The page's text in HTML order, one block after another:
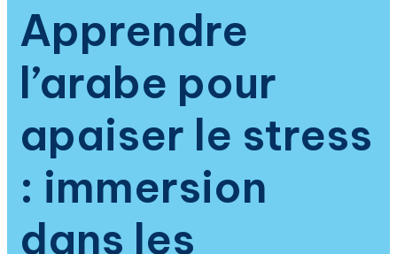
Apprendre
l’arabe pour
apaiser le stress
: immersion
dans les
la
spiritualité
islamique